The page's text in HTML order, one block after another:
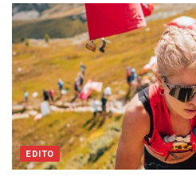
EDITO